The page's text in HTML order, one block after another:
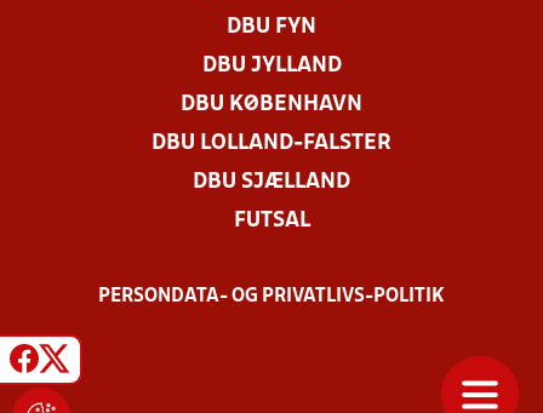
DBU FYN
DBU JYLLAND
DBU KØBENHAVN
DBU LOLLAND-FALSTER
DBU SJÆLLAND
FUTSAL
PERSONDATA- OG PRIVATLIVS-POLITIK